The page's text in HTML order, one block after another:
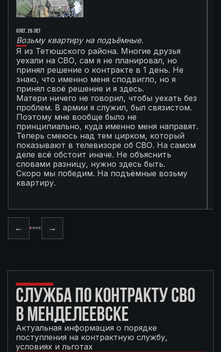
Олег, 26 лет
Возьму квартиру на подъёмные.
Я из Тетюшского района. Многие друзья
уехали на СВО, сам я не планировал, но
принял решение о контракте в 1 день. Не
знаю, что именно меня сподвигло, но я
принял своё решение и я здесь.
Матери ничего не говорил, чтобы уехать без
проблем. В армии я служил, был связистом.
Поэтому мне вообще было не
принципиально, куда именно меня направят.
Теперь смеюсь над тем цирком, который
показывают в телевизоре об СВО. На самом
деле всё обстоит иначе. Не объяснить
словами разницу, нужно здесь быть.
Скоро мы победим. На подъёмные возьму
квартиру.
← →
СЛУЖБА ПО КОНТРАКТУ СВО
В МЕНДЕЛЕЕВСКЕ
Актуальная информация о порядке
поступления на контрактную службу,
условиях и льготах